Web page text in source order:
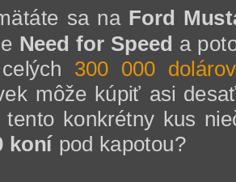
sa na Ford
Need for Speed a
300 000 dolárov
môže kúpiť asi
tento konkrétny kus
koní pod kapotou?